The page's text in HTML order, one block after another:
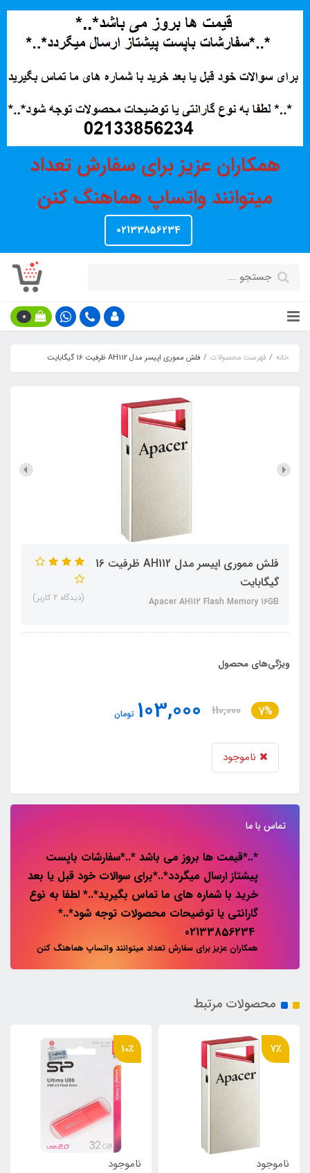
همکاران عزیز برای سفارش تعداد
میتوانند واتساپ هماهنگ کنن
02133856234
0
خانه فهرست محصولات فلش مموری اپیسر مدل AH112 ظرفیت 16 گیگابایت
فلش مموری اپیسر مدل AH112 ظرفیت 16
گیگابایت
Apacer AH112 Flash Memory 16GB (دیدگاه 2 کاربر)
ویژگی‌های محصول
7%
110,000
103,000 تومان
ناموجود
تماس با ما
*..*قیمت ها بروز می باشد *..*سفارشات باپست
پیشتاز ارسال میگردد*..*برای سوالات خود قبل یا بعد
خرید با شماره های ما تماس بگیرید*..* لطفا به نوع
گارانتی یا توضیحات محصولات توجه شود*..*
همکاران عزیز برای سفارش تعداد میتوانند واتساپ هماهنگ کنن
محصولات مرتبط
7٪
ناموجود
10٪
ناموجود